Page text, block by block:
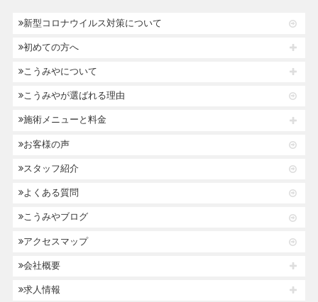
新型コロナウイルス対策について
初めての方へ
こうみやについて
こうみやが選ばれる理由
施術メニューと料金
お客様の声
スタッフ紹介
よくある質問
こうみやブログ
アクセスマップ
会社概要
求人情報